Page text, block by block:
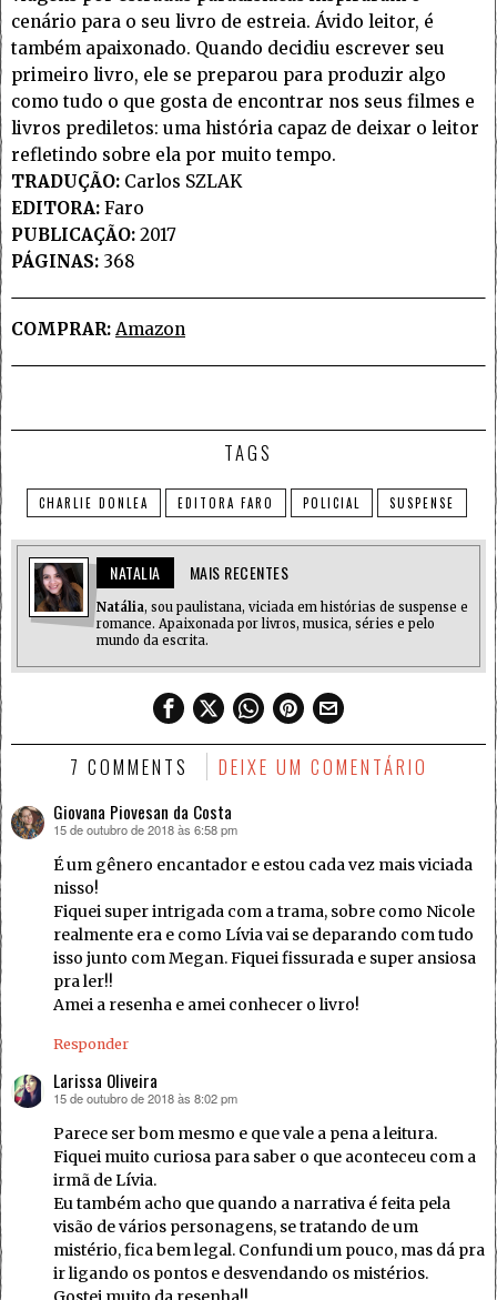
cenário para o seu livro de estreia. Ávido leitor, é
também apaixonado. Quando decidiu escrever seu
primeiro livro, ele se preparou para produzir algo
como tudo o que gosta de encontrar nos seus filmes e
livros prediletos: uma história capaz de deixar o leitor
refletindo sobre ela por muito tempo.
TRADUÇÃO: Carlos SZLAK
EDITORA: Faro
PUBLICAÇÃO: 2017
PÁGINAS: 368
COMPRAR: Amazon
TAGS
CHARLIE DONLEA EDITORA FARO POLICIAL SUSPENSE
NATALIA MAIS RECENTES
Natália, sou paulistana, viciada em histórias de suspense e
romance. Apaixonada por livros, musica, séries e pelo
mundo da escrita.
7 COMMENTS DEIXE UM COMENTÁRIO
Giovana Piovesan da Costa
disse:
15 de outubro de 2018 às 6:58 pm
É um gênero encantador e estou cada vez mais viciada
nisso!
Fiquei super intrigada com a trama, sobre como Nicole
realmente era e como Lívia vai se deparando com tudo
isso junto com Megan. Fiquei fissurada e super ansiosa
pra ler!!
Amei a resenha e amei conhecer o livro!
Responder
Larissa Oliveira
disse:
15 de outubro de 2018 às 8:02 pm
Parece ser bom mesmo e que vale a pena a leitura.
Fiquei muito curiosa para saber o que aconteceu com a
irmã de Lívia.
Eu também acho que quando a narrativa é feita pela
visão de vários personagens, se tratando de um
mistério, fica bem legal. Confundi um pouco, mas dá pra
ir ligando os pontos e desvendando os mistérios.